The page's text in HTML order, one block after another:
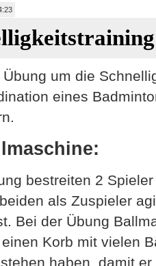
Übung um die
eines
bestreiten 2
als Zuspieler
Bei der Übung
Korb mit vielen
haben, damit